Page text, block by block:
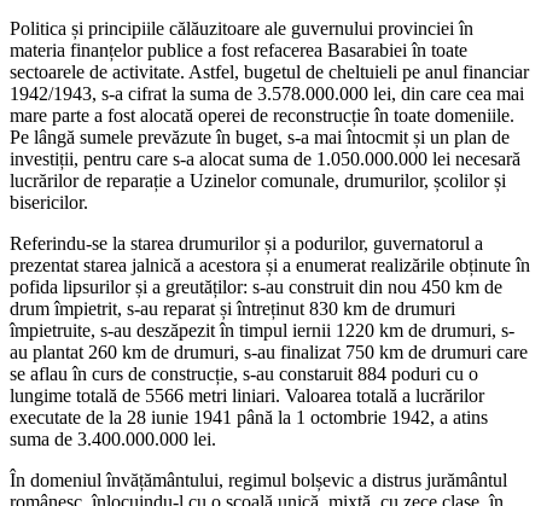
Politica și principiile călăuzitoare ale guvernului provinciei în
materia finanțelor publice a fost refacerea Basarabiei în toate
sectoarele de activitate. Astfel, bugetul de cheltuieli pe anul financiar
1942/1943, s-a cifrat la suma de 3.578.000.000 lei, din care cea mai
mare parte a fost alocată operei de reconstrucție în toate domeniile.
Pe lângă sumele prevăzute în buget, s-a mai întocmit și un plan de
investiții, pentru care s-a alocat suma de 1.050.000.000 lei necesară
lucrărilor de reparație a Uzinelor comunale, drumurilor, școlilor și
bisericilor.
Referindu-se la starea drumurilor și a podurilor, guvernatorul a
prezentat starea jalnică a acestora și a enumerat realizările obținute în
pofida lipsurilor și a greutăților: s-au construit din nou 450 km de
drum împietrit, s-au reparat și întreținut 830 km de drumuri
împietruite, s-au deszăpezit în timpul iernii 1220 km de drumuri, s-
au plantat 260 km de drumuri, s-au finalizat 750 km de drumuri care
se aflau în curs de construcție, s-au constaruit 884 poduri cu o
lungime totală de 5566 metri liniari. Valoarea totală a lucrărilor
executate de la 28 iunie 1941 până la 1 octombrie 1942, a atins
suma de 3.400.000.000 lei.
În domeniul învățământului, regimul bolșevic a distrus jurământul